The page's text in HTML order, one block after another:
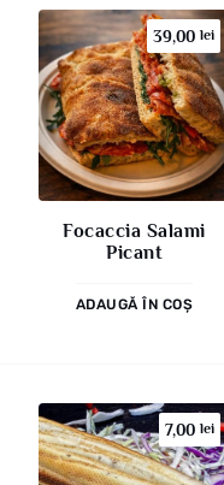
39,00lei
Focaccia Salami
Picant
ADAUGĂ ÎN COȘ
7,00lei